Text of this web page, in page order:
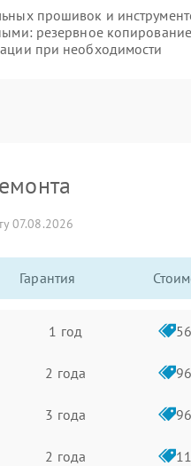
прошивок и
резервное
при необходимости
07.08.2026
Гарантия
1 год
2 года
3 года
2 года